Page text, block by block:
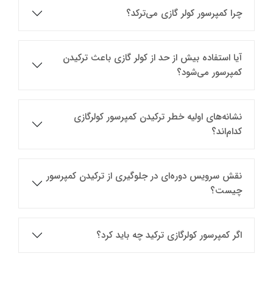
چرا کمپرسور کولر گازی می‌ترکد؟
آیا استفاده بیش از حد از کولر گازی باعث ترکیدن
کمپرسور می‌شود؟
نشانه‌های اولیه خطر ترکیدن کمپرسور کولرگازی
کدام‌اند؟
نقش سرویس دوره‌ای در جلوگیری از ترکیدن کمپرسور
چیست؟
اگر کمپرسور کولرگازی ترکید چه باید کرد؟